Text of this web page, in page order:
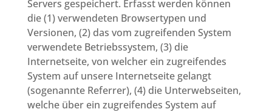
Servers gespeichert. Erfasst werden können
die (1) verwendeten Browsertypen und
Versionen, (2) das vom zugreifenden System
verwendete Betriebssystem, (3) die
Internetseite, von welcher ein zugreifendes
System auf unsere Internetseite gelangt
(sogenannte Referrer), (4) die Unterwebseiten,
welche über ein zugreifendes System auf